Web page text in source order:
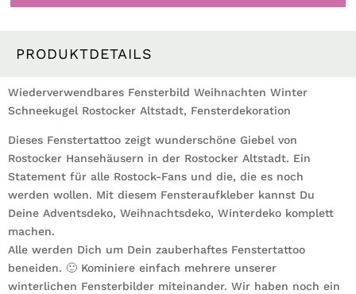
Altstadt
Stadtbild
Menge
PRODUKTDETAILS
Wiederverwendbares Fensterbild Weihnachten Winter
Schneekugel Rostocker Altstadt, Fensterdekoration
Dieses Fenstertattoo zeigt wunderschöne Giebel von
Rostocker Hansehäusern in der Rostocker Altstadt. Ein
Statement für alle Rostock-Fans und die, die es noch
werden wollen. Mit diesem Fensteraufkleber kannst Du
Deine Adventsdeko, Weihnachtsdeko, Winterdeko komplett
machen.
Alle werden Dich um Dein zauberhaftes Fenstertattoo
beneiden. 🙂 Kominiere einfach mehrere unserer
winterlichen Fensterbilder miteinander. Wir haben noch ein